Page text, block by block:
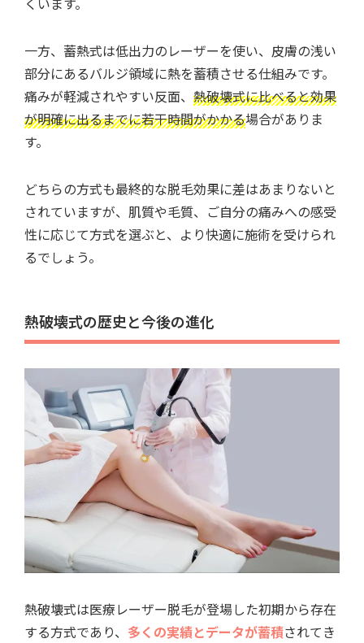
一方、蓄熱式は低出力のレーザーを使い、皮膚の浅い
部分にあるバルジ領域に熱を蓄積させる仕組みです。
痛みが軽減されやすい反面、 熱破壊式に比べると効果
が明確に出るまでに若干時間がかかる場合がありま
す。
どちらの方式も最終的な脱毛効果に差はあまりないと
されていますが、肌質や毛質、ご自分の痛みへの感受
性に応じて方式を選ぶと、より快適に施術を受けられ
るでしょう。
熱破壊式の歴史と今後の進化
熱破壊式は医療レーザー脱毛が登場した初期から存在
する方式であり、 多くの実績とデータが蓄積されてき